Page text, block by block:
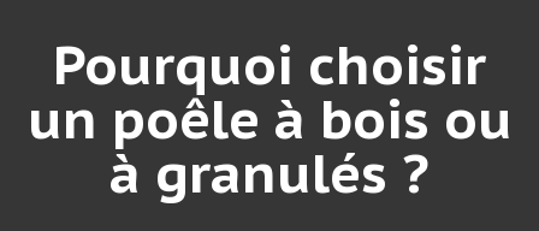
Pourquoi choisir
un poêle à bois ou
à granulés ?